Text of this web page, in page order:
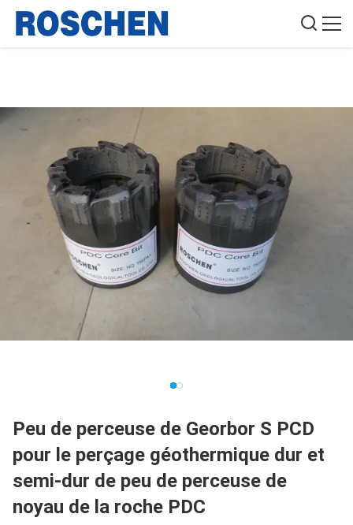
Peu de perceuse de Georbor S PCD
pour le perçage géothermique dur et
semi-dur de peu de perceuse de
noyau de la roche PDC